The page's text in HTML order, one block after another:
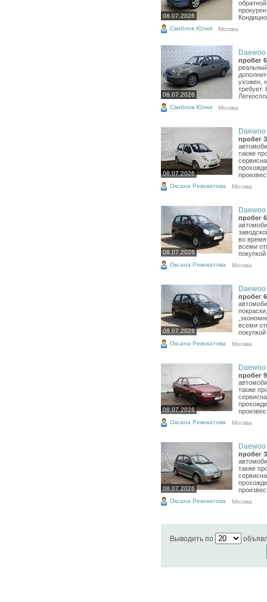
08.07.2026
Свиблов Юлия Москва
08.07.2026
Daewoo
пробег
ухожен,
требует.
Свиблов Юлия Москва
08.07.2026
Daewoo
пробег
также
Оксана Ревокатова Москва
08.07.2026
Daewoo
пробег
во
всеми
Оксана Ревокатова Москва
08.07.2026
Daewoo
пробег
всеми
Оксана Ревокатова Москва
08.07.2026
Daewoo
пробег
также
Оксана Ревокатова Москва
08.07.2026
Daewoo
пробег
также
Оксана Ревокатова Москва
Выводить по